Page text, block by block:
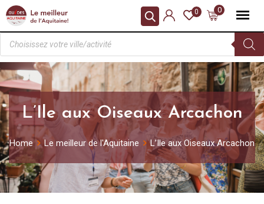
0
0
L’Ile aux Oiseaux Arcachon
Home Le meilleur de l'Aquitaine L’Ile aux Oiseaux Arcachon